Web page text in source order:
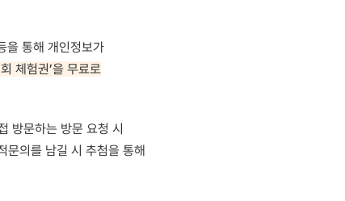
을 통해 개인정보가
체험권’을 무료로
방문하는 방문 요청 시
문의를 남길 시 추첨을 통해